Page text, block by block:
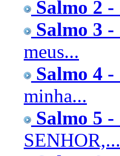
Salmo 2 -
Salmo 3 -
meus...
Salmo 4 -
minha...
Salmo 5 -
SENHOR,...